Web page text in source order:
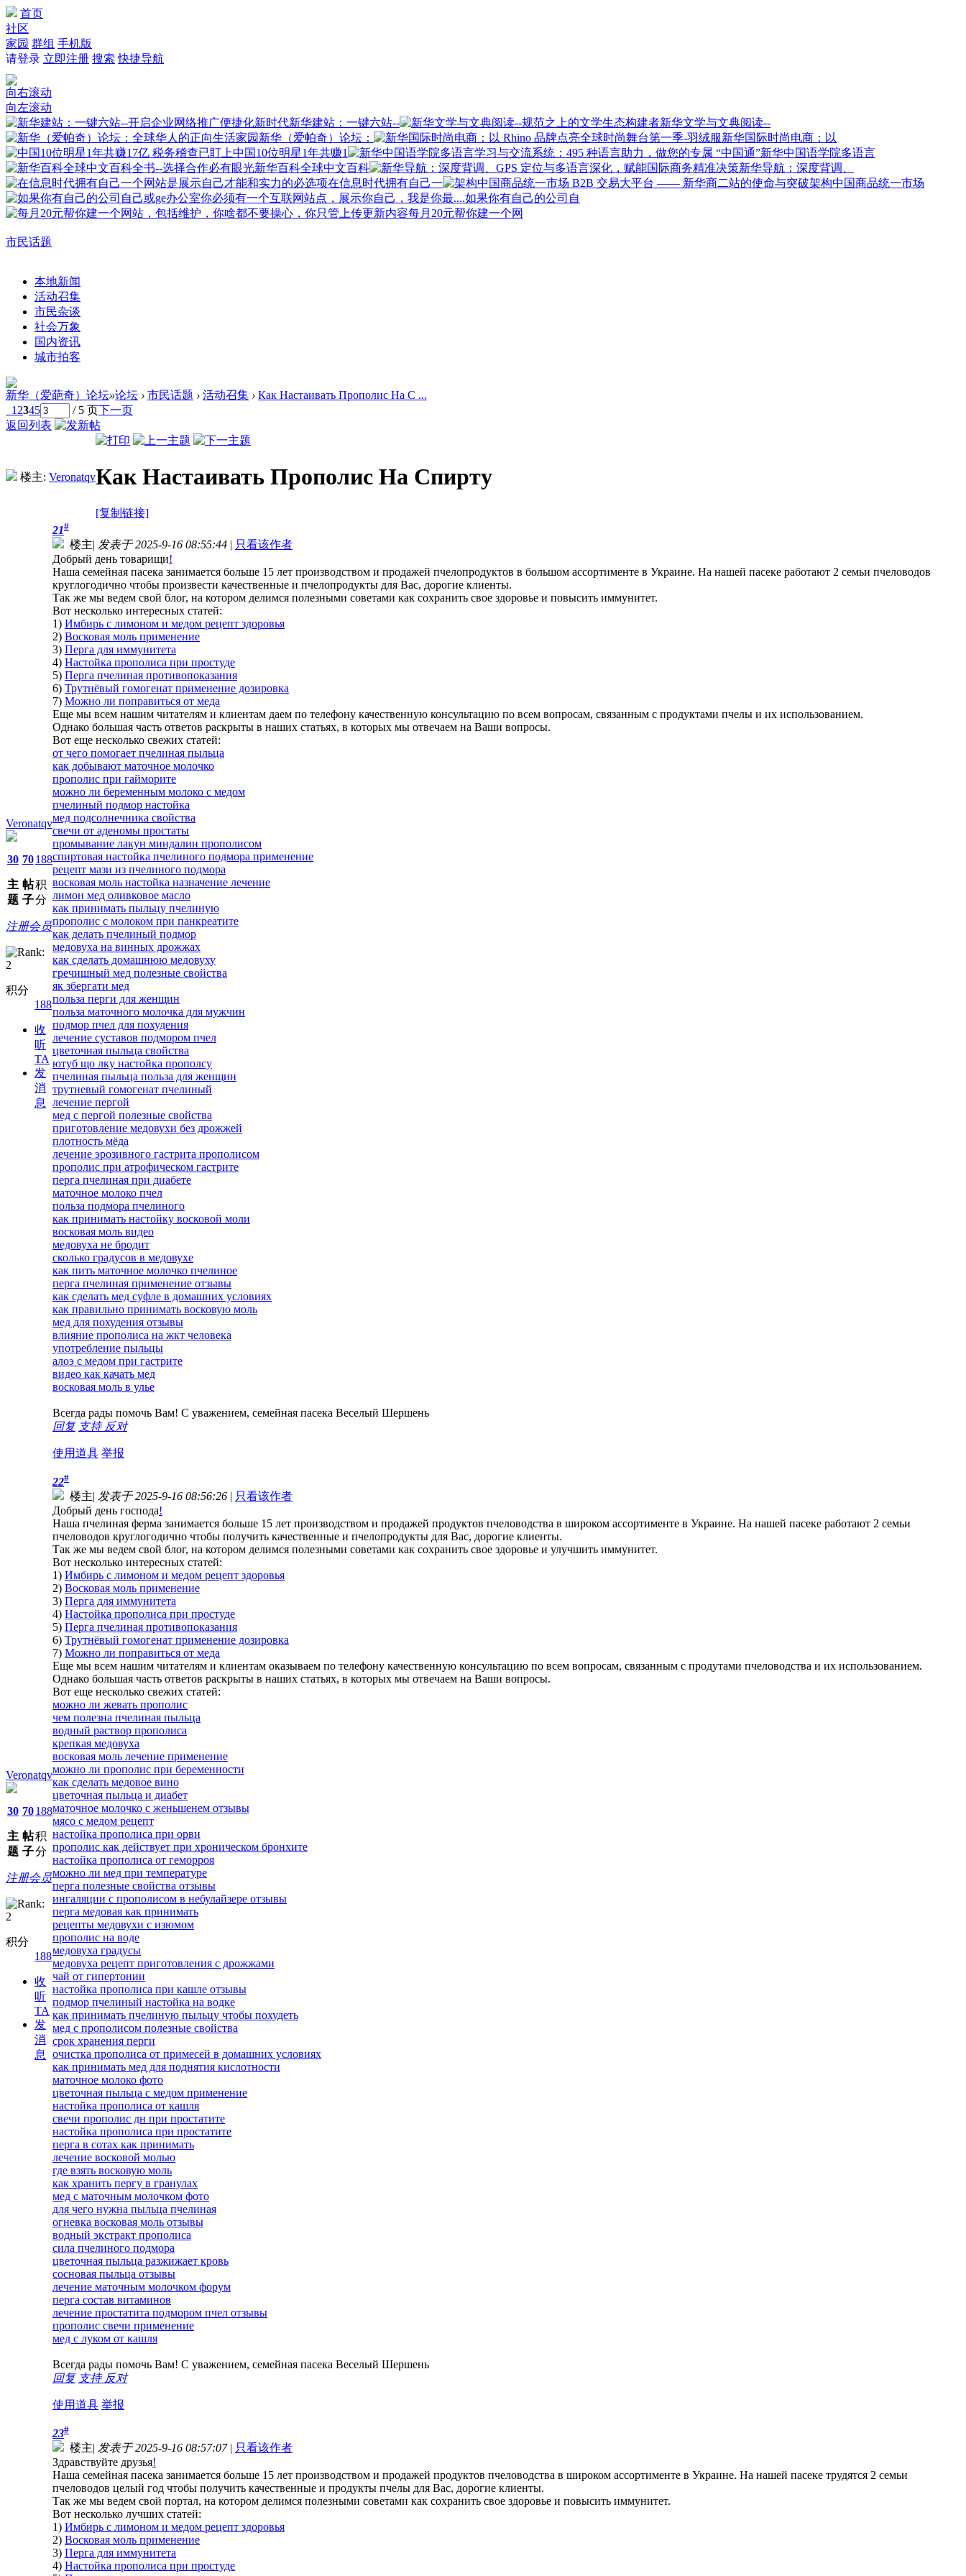
首页
社区
家园 群组 手机版
请登录 立即注册 搜索 快捷导航
向右滚动
向左滚动
新华建站：一键六站--
新华文学与文典阅读--
新华（爱帕奇）论坛：
新华国际时尚电商：以
中国10位明星1年共赚1
新华中国语学院多语言
新华百科全球中文百科
新华导航：深度背调、
在信息时代拥有自己一
架构中国商品统一市场
如果你有自己的公司自
每月20元帮你建一个网
市民话题
本地新闻
活动召集
市民杂谈
社会万象
国内资讯
城市拍客
新华（爱葩奇）论坛»论坛 › 市民话题 › 活动召集 › Как Настаивать Прополис На С ...
1 2345 / 5 页下一页
返回列表
楼主: VeronatqvКак Настаивать Прополис На Спирту
[复制链接]
Veronatqv
30
主
题
70
帖
子
188
积
分
注册会员
积分
188
收
听
TA
发
消
息
21#
楼主| 发表于 2025-9-16 08:55:44 | 只看该作者
Добрый день товарищи!
Наша семейная пасека занимается больше 15 лет производством и продажей пчелопродуктов в большом ассортименте в Украине. На нашей пасеке работают 2 семьи пчеловодов
круглогодично чтобы произвести качественные и пчелопродукты для Вас, дорогие клиенты.
Так же мы ведем свой блог, на котором делимся полезными советами как сохранить свое здоровье и повысить иммунитет.
Вот несколько интересных статей:
1) Имбирь с лимоном и медом рецепт здоровья
2) Восковая моль применение
3) Перга для иммунитета
4) Настойка прополиса при простуде
5) Перга пчелиная противопоказания
6) Трутнёвый гомогенат применение дозировка
7) Можно ли поправиться от меда
Еще мы всем нашим читателям и клиентам даем по телефону качественную консультацию по всем вопросам, связанным с продуктами пчелы и их использованием.
Однако большая часть ответов раскрыты в наших статьях, в которых мы отвечаем на Ваши вопросы.
Вот еще несколько свежих статей:
от чего помогает пчелиная пыльца
как добывают маточное молочко
прополис при гайморите
можно ли беременным молоко с медом
пчелиный подмор настойка
мед подсолнечника свойства
свечи от аденомы простаты
промывание лакун миндалин прополисом
спиртовая настойка пчелиного подмора применение
рецепт мази из пчелиного подмора
восковая моль настойка назначение лечение
лимон мед оливковое масло
как принимать пыльцу пчелиную
прополис с молоком при панкреатите
как делать пчелиный подмор
медовуха на винных дрожжах
как сделать домашнюю медовуху
гречишный мед полезные свойства
як збергати мед
польза перги для женщин
польза маточного молочка для мужчин
подмор пчел для похудения
лечение суставов подмором пчел
цветочная пыльца свойства
ютуб що лку настойка прополсу
пчелиная пыльца польза для женщин
трутневый гомогенат пчелиный
лечение пергой
мед с пергой полезные свойства
приготовление медовухи без дрожжей
плотность мёда
лечение эрозивного гастрита прополисом
прополис при атрофическом гастрите
перга пчелиная при диабете
маточное молоко пчел
польза подмора пчелиного
как принимать настойку восковой моли
восковая моль видео
медовуха не бродит
сколько градусов в медовухе
как пить маточное молочко пчелиное
перга пчелиная применение отзывы
как сделать мед суфле в домашних условиях
как правильно принимать восковую моль
мед для похудения отзывы
влияние прополиса на жкт человека
употребление пыльцы
алоэ с медом при гастрите
видео как качать мед
восковая моль в улье
Всегда рады помочь Вам! С уважением, семейная пасека Веселый Шершень
回复 支持 反对
使用道具 举报
Veronatqv
30
主
题
70
帖
子
188
积
分
注册会员
积分
188
收
听
TA
发
消
息
22#
楼主| 发表于 2025-9-16 08:56:26 | 只看该作者
Добрый день господа!
Наша пчелиная ферма занимается больше 15 лет производством и продажей продуктов пчеловодства в широком ассортименте в Украине. На нашей пасеке работают 2 семьи
пчеловодов круглогодично чтобы получить качественные и пчелопродукты для Вас, дорогие клиенты.
Так же мы ведем свой блог, на котором делимся полезными советами как сохранить свое здоровье и улучшить иммунитет.
Вот несколько интересных статей:
1) Имбирь с лимоном и медом рецепт здоровья
2) Восковая моль применение
3) Перга для иммунитета
4) Настойка прополиса при простуде
5) Перга пчелиная противопоказания
6) Трутнёвый гомогенат применение дозировка
7) Можно ли поправиться от меда
Еще мы всем нашим читателям и клиентам оказываем по телефону качественную консультацию по всем вопросам, связанным с продутами пчеловодства и их использованием.
Однако большая часть ответов раскрыты в наших статьях, в которых мы отвечаем на Ваши вопросы.
Вот еще несколько свежих статей:
можно ли жевать прополис
чем полезна пчелиная пыльца
водный раствор прополиса
крепкая медовуха
восковая моль лечение применение
можно ли прополис при беременности
как сделать медовое вино
цветочная пыльца и диабет
маточное молочко с женьшенем отзывы
мясо с медом рецепт
настойка прополиса при орви
прополис как действует при хроническом бронхите
настойка прополиса от геморроя
можно ли мед при температуре
перга полезные свойства отзывы
ингаляции с прополисом в небулайзере отзывы
перга медовая как принимать
рецепты медовухи с изюмом
прополис на воде
медовуха градусы
медовуха рецепт приготовления с дрожжами
чай от гипертонии
настойка прополиса при кашле отзывы
подмор пчелиный настойка на водке
как принимать пчелиную пыльцу чтобы похудеть
мед с прополисом полезные свойства
срок хранения перги
очистка прополиса от примесей в домашних условиях
как принимать мед для поднятия кислотности
маточное молоко фото
цветочная пыльца с медом применение
настойка прополиса от кашля
свечи прополис дн при простатите
настойка прополиса при простатите
перга в сотах как принимать
лечение восковой молью
где взять восковую моль
как хранить пергу в гранулах
мед с маточным молочком фото
для чего нужна пыльца пчелиная
огневка восковая моль отзывы
водный экстракт прополиса
сила пчелиного подмора
цветочная пыльца разжижает кровь
сосновая пыльца отзывы
лечение маточным молочком форум
перга состав витаминов
лечение простатита подмором пчел отзывы
прополис свечи применение
мед с луком от кашля
Всегда рады помочь Вам! С уважением, семейная пасека Веселый Шершень
回复 支持 反对
使用道具 举报
23#
楼主| 发表于 2025-9-16 08:57:07 | 只看该作者
Здравствуйте друзья!
Наша семейная пасека занимается больше 15 лет производством и продажей продуктов пчеловодства в широком ассортименте в Украине. На нашей пасеке трудятся 2 семьи
пчеловодов целый год чтобы получить качественные и продукты пчелы для Вас, дорогие клиенты.
Так же мы ведем свой портал, на котором делимся полезными советами как сохранить свое здоровье и повысить иммунитет.
Вот несколько лучших статей:
1) Имбирь с лимоном и медом рецепт здоровья
2) Восковая моль применение
3) Перга для иммунитета
4) Настойка прополиса при простуде